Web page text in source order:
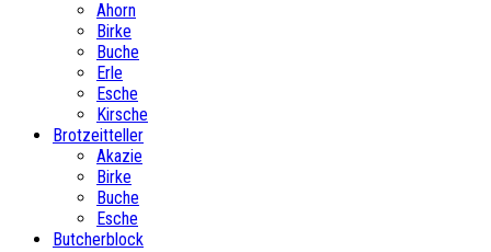
Ahorn
Birke
Buche
Erle
Esche
Kirsche
Brotzeitteller
Akazie
Birke
Buche
Esche
Butcherblock